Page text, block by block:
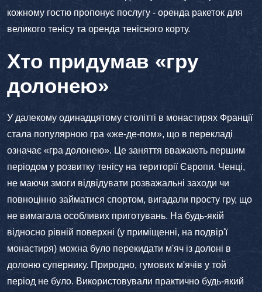
кожному гостю пропонує послугу - оренда ракеток для
великого тенісу та оренда тенісного корту.
Хто придумав «гру
долонею»
У далекому одинадцятому столітті в монастирях Франції
стала популярною гра «же-де-пом», що в перекладі
означає «гра долонею». Це заняття вважають першим
періодом у розвитку тенісу на території Європи. Ченці,
не маючи змоги відвідувати розважальні заходи чи
повноцінно займатися спортом, вигадали просту гру, що
не вимагала особливих приготувань. На будь-якій
відносно рівній поверхні (у приміщенні, на подвір'ї
монастиря) можна було перекидати м'яч із долоні в
долоню супернику. Природно, гумових м'ячів у той
період не було. Використовували практично будь-який